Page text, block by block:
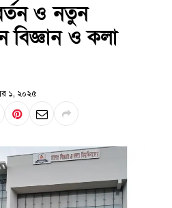
ও নতুন
বিজ্ঞান ও কলা
১, ২০২৫